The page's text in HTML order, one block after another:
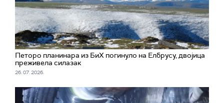
Петоро планинара из БиХ погинуло на Елбрусу, двојица
преживела силазак
26. 07. 2026.